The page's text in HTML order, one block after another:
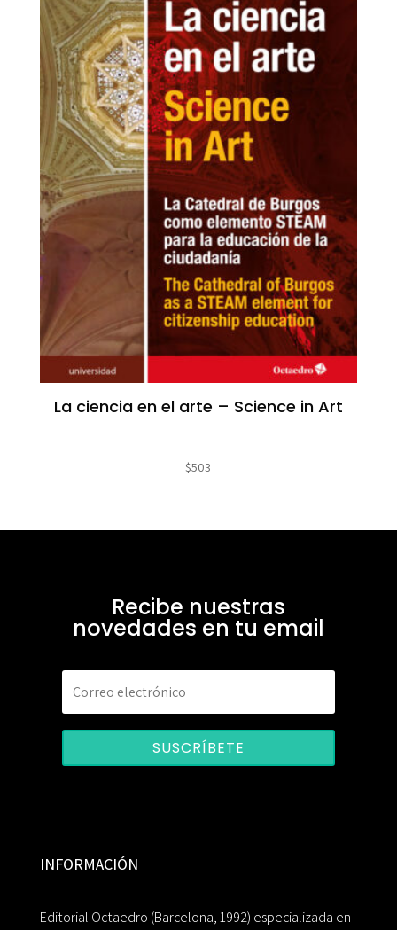
La ciencia en el arte – Science in Art
$503
Recibe nuestras
novedades en tu email
SUSCRÍBETE
INFORMACIÓN
Editorial Octaedro (Barcelona, 1992) especializada en